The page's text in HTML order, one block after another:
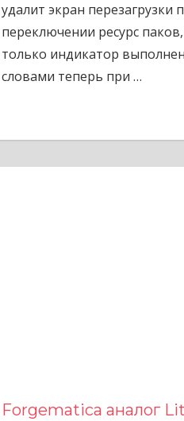
удалит экран перезагрузки
переключении ресурс
только индикатор
словами теперь при …
Forgematica аналог